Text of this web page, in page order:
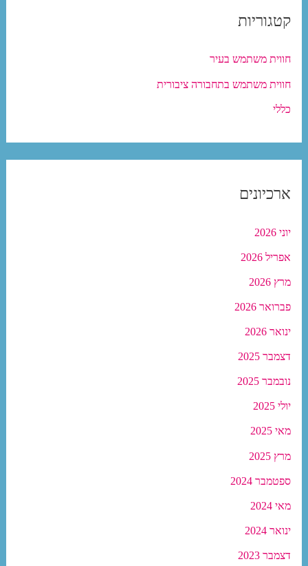
קטגוריות
חווית משתמש בעיר
חווית משתמש בתחבורה ציבורית
כללי
ארכיונים
יוני 2026
אפריל 2026
מרץ 2026
פברואר 2026
ינואר 2026
דצמבר 2025
נובמבר 2025
יולי 2025
מאי 2025
מרץ 2025
ספטמבר 2024
מאי 2024
ינואר 2024
דצמבר 2023